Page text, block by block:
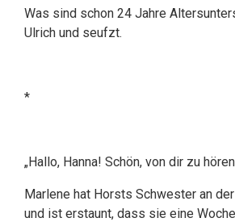
Was sind schon 24 Jahre
Ulrich und seufzt.
*
„Hallo, Hanna! Schön, von dir zu
Marlene hat Horsts Schwester an
und ist erstaunt, dass sie eine